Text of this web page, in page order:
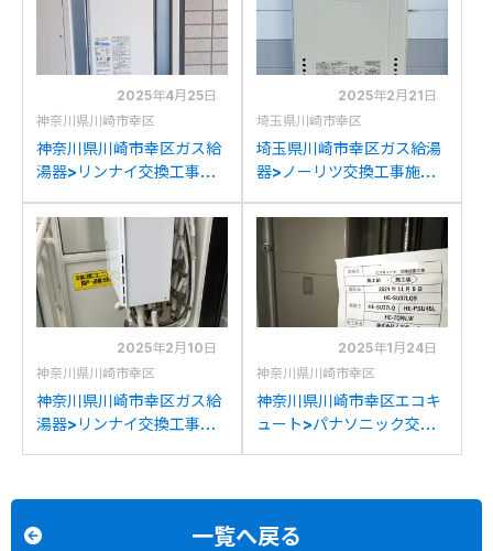
換
2025年4月25日
神奈川県川崎市幸区
神奈川県川崎市幸区ガス給
湯器>リンナイ交換工事施
VS2005SAWからリンナ
イRUF-SA2005SAW(A)
への交換
2025年2月21日
埼玉県川崎市幸区
埼玉県川崎市幸区ガス給湯
器>ノーリツ交換工事施工
2028SAWXからノーリツ
GT-2070SAW BLへの交
換
2025年2月10日
神奈川県川崎市幸区
神奈川県川崎市幸区ガス給
湯器>リンナイ交換工事施
2025年1月24日
神奈川県川崎市幸区
神奈川県川崎市幸区エコキ
ュート>パナソニック交換
一覧へ戻る